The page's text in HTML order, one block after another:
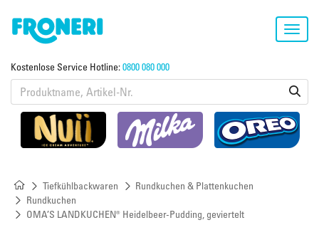
Kostenlose Service Hotline:0800 080 000
Tiefkühlbackwaren
Rundkuchen & Plattenkuchen
Rundkuchen
OMA’S LANDKUCHEN® Heidelbeer-Pudding, geviertelt